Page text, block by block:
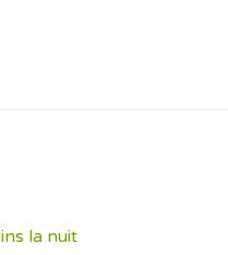
la nuit